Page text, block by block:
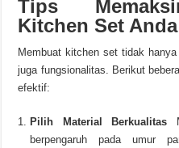
Tips
Kitchen Set Anda
Membuat kitchen set tidak
juga fungsionalitas. Berikut
efektif:
Pilih Material Berkualitas
berpengaruh pada umur